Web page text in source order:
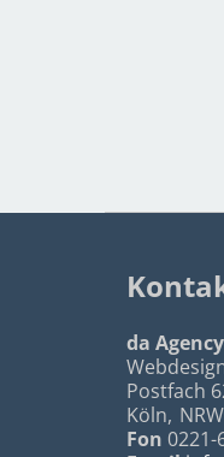
da Agency
Postfach
Köln, NRW
Fon 0221-